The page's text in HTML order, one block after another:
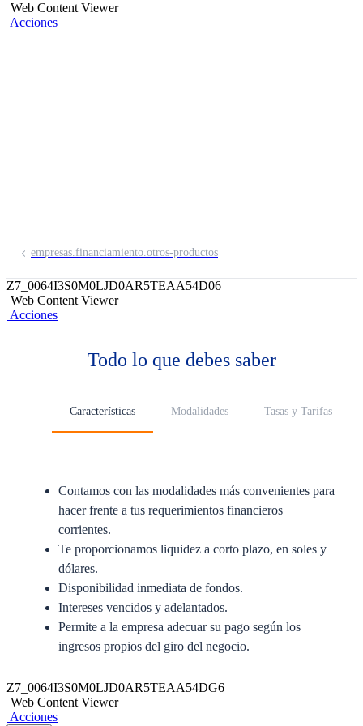
Web Content Viewer
Acciones
empresas.financiamiento.otros-productos
Z7_0064I3S0M0LJD0AR5TEAA54D06
Web Content Viewer
Acciones
Todo lo que debes saber
Características Modalidades Tasas y Tarifas
Contamos con las modalidades más convenientes para
hacer frente a tus requerimientos financieros
corrientes.
Te proporcionamos liquidez a corto plazo, en soles y
dólares.
Disponibilidad inmediata de fondos.
Intereses vencidos y adelantados.
Permite a la empresa adecuar su pago según los
ingresos propios del giro del negocio.
coloca al pie de un título valor, responsabilizándose
Z7_0064I3S0M0LJD0AR5TEAA54DG6
Web Content Viewer
Acciones